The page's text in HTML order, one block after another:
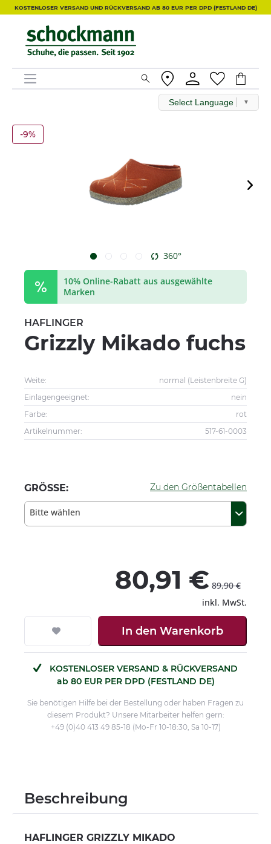
KOSTENLOSER VERSAND UND RÜCKVERSAND AB 80 EUR PER DPD (FESTLAND DE)
Select Language ▼
-9%
360°
10% Online-Rabatt aus ausgewählte
Marken
HAFLINGER
Grizzly Mikado fuchs
Weite:
normal (Leistenbreite G)
Einlagengeeignet:
nein
Farbe:
rot
Artikelnummer:
517-61-0003
GRÖSSE: Zu den Größentabellen
Bitte wählen
80,91 € 89,90 €
inkl. MwSt.
In den Warenkorb
KOSTENLOSER VERSAND & RÜCKVERSAND
ab 80 EUR PER DPD (FESTLAND DE)
Sie benötigen Hilfe bei der Bestellung oder haben Fragen zu
diesem Produkt? Unsere Mitarbeiter helfen gern:
+49 (0)40 413 49 85-18 (Mo-Fr 10-18:30, Sa 10-17)
Beschreibung
HAFLINGER GRIZZLY MIKADO